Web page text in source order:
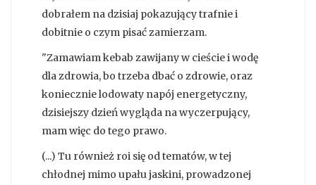
dobrałem na dzisiaj pokazujący trafnie i
dobitnie o czym pisać zamierzam.
"Zamawiam kebab zawijany w cieście i wodę
dla zdrowia, bo trzeba dbać o zdrowie, oraz
koniecznie lodowaty napój energetyczny,
dzisiejszy dzień wygląda na wyczerpujący,
mam więc do tego prawo.
(...) Tu również roi się od tematów, w tej
chłodnej mimo upału jaskini, prowadzonej